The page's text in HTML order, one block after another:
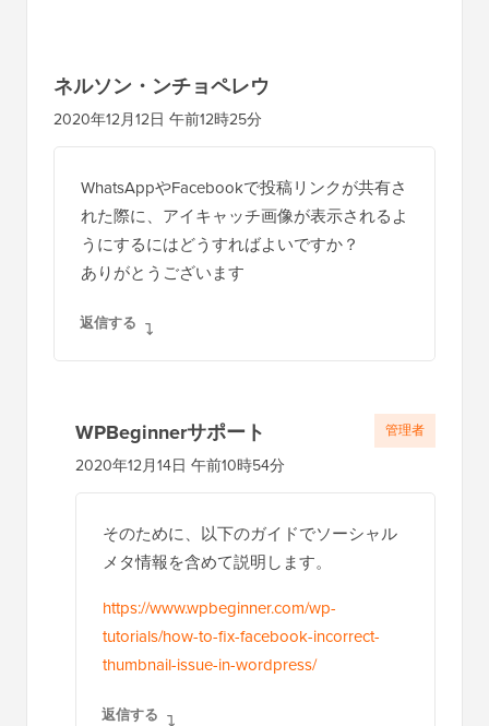
ネルソン・ンチョペレウ
2020年12月12日 午前12時25分
WhatsAppやFacebookで投稿リンクが共有さ
れた際に、アイキャッチ画像が表示されるよ
うにするにはどうすればよいですか？
返信する
WPBeginnerサポート
2020年12月14日 午前10時54分
そのために、以下のガイドでソーシャル
https://www.wpbeginner.com/wp-
tutorials/how-to-fix-facebook-incorrect-